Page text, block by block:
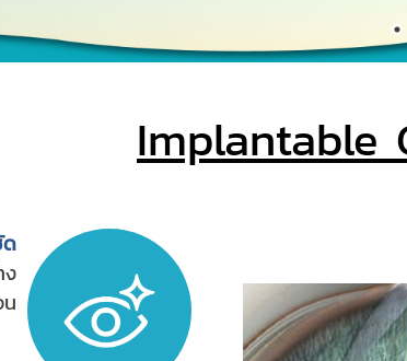
Implantable
ด